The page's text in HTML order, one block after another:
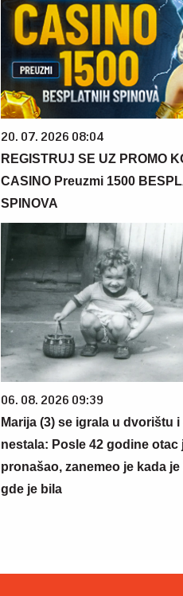
20. 07. 2026 08:04
REGISTRUJ SE UZ PROMO
CASINO Preuzmi 1500
SPINOVA
06. 08. 2026 09:39
Marija (3) se igrala u dvorištu i
nestala: Posle 42 godine otac
pronašao, zanemeo je kada je
gde je bila